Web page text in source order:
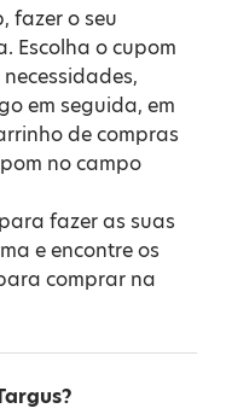
fazer o seu
Escolha o cupom
em seguida, em
de compras
no campo
fazer as suas
e encontre os
comprar na